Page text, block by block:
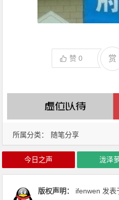
所属分类： 随笔分享
赞0 赏
今日之声 泷泽
版权声明： ifenwen 发表